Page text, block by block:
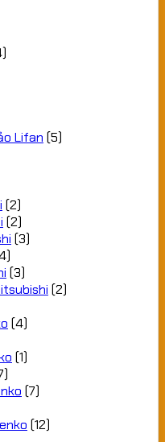
Lifan (5)
(2)
(2)
(3)
(3)
(2)
(4)
(1)
(7)
(12)